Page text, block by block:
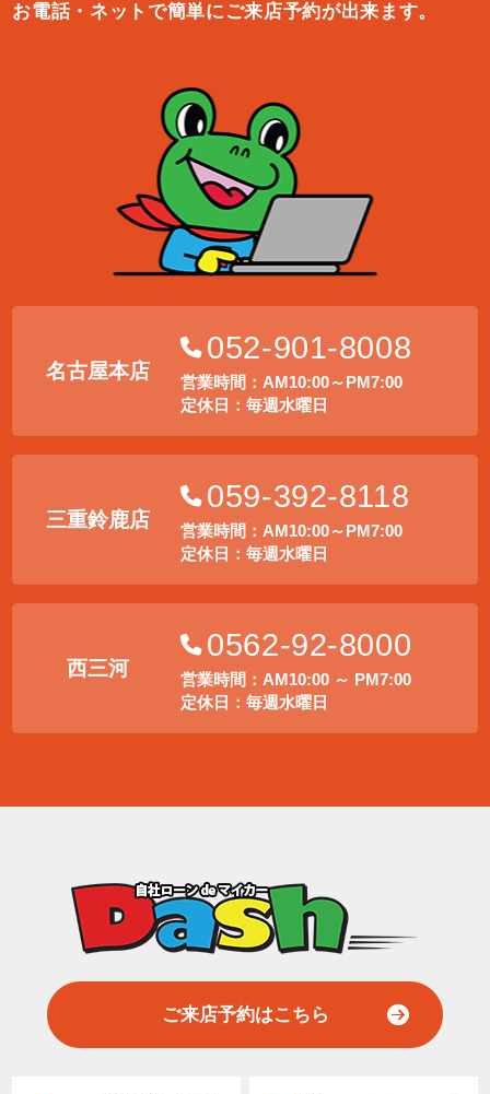
お電話・ネットで簡単にご来店予約が出来ます。
名古屋本店
052-901-8008
営業時間：AM10:00～PM7:00
定休日：毎週水曜日
三重鈴鹿店
059-392-8118
営業時間：AM10:00～PM7:00
定休日：毎週水曜日
西三河
0562-92-8000
営業時間：AM10:00 ～ PM7:00
定休日：毎週水曜日
ご来店予約はこちら